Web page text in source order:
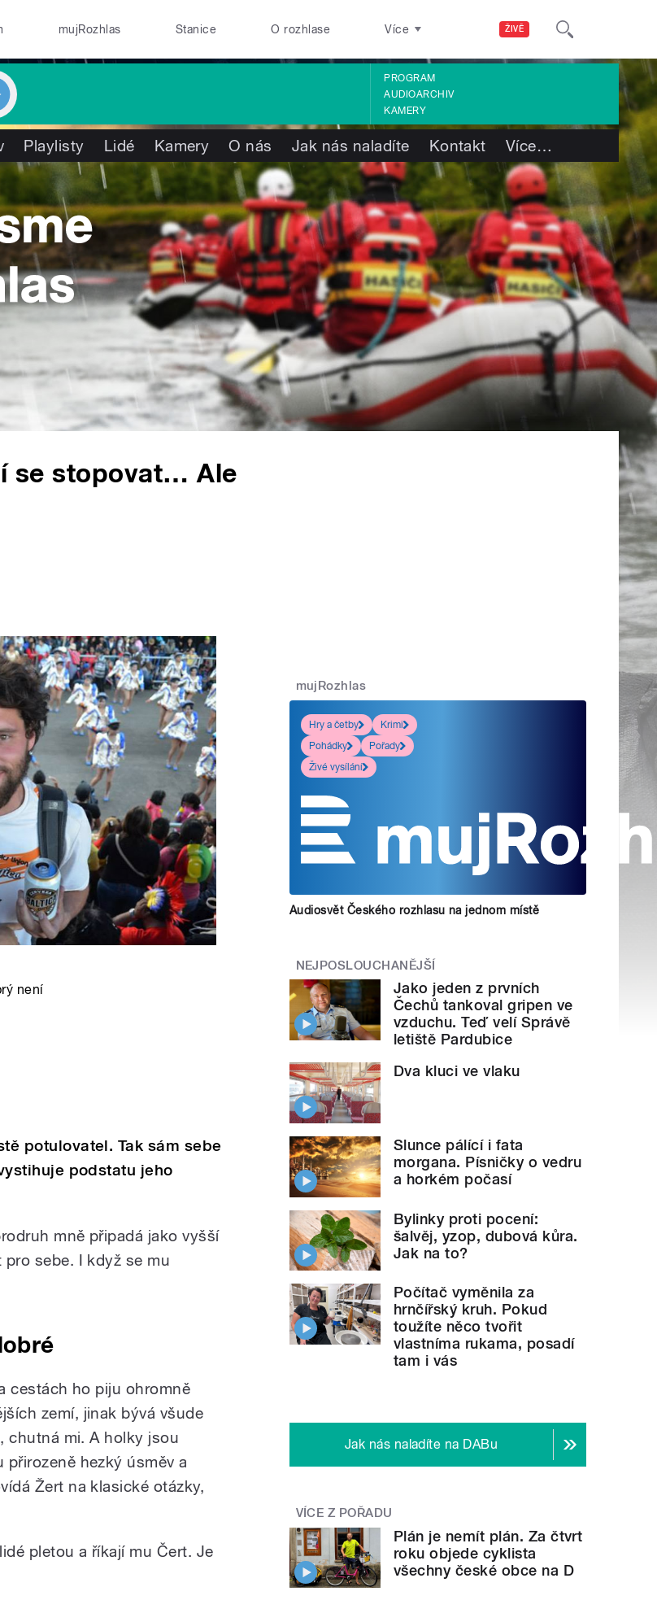
ŽIVĚ
mujRozhlas Stanice O rozhlase Více
PROGRAM
AUDIOARCHIV
KAMERY
Playlisty Lidé Kamery O nás Jak nás naladíte Kontakt Více…
se stopovat… Ale
není
potulovatel. Tak sám sebe
podstatu jeho
mně připadá jako vyšší
sebe. I když se mu
cestách ho piju ohromně
zemí, jinak bývá všude
chutná mi. A holky jsou
hezký úsměv a
Žert na klasické otázky,
pletou a říkají mu Čert. Je
mujRozhlas
Hry a četby
Krimi
Pohádky
Pořady
Živé vysílání
Audiosvět Českého rozhlasu na jednom místě
NEJPOSLOUCHANĚJŠÍ
Jako jeden z prvních
Čechů tankoval gripen ve
vzduchu. Teď velí Správě
letiště Pardubice
Dva kluci ve vlaku
Slunce pálící i fata
morgana. Písničky o vedru
a horkém počasí
Bylinky proti pocení:
šalvěj, yzop, dubová kůra.
Jak na to?
Počítač vyměnila za
hrnčířský kruh. Pokud
toužíte něco tvořit
vlastníma rukama, posadí
tam i vás
Jak nás naladíte na DABu
VÍCE Z POŘADU
Plán je nemít plán. Za čtvrt
roku objede cyklista
všechny české obce na D